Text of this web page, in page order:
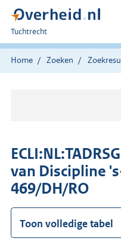
U
bent
hier:
Tuchtrecht
Home Zoeken
van Discipline
469/DH/RO
Toon volledige tabel